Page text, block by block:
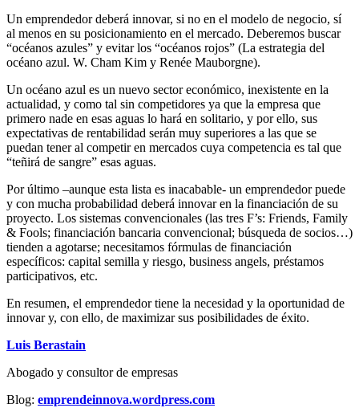
Un emprendedor deberá innovar, si no en el modelo de negocio, sí
al menos en su posicionamiento en el mercado. Deberemos buscar
“océanos azules” y evitar los “océanos rojos” (La estrategia del
océano azul. W. Cham Kim y Renée Mauborgne).
Un océano azul es un nuevo sector económico, inexistente en la
actualidad, y como tal sin competidores ya que la empresa que
primero nade en esas aguas lo hará en solitario, y por ello, sus
expectativas de rentabilidad serán muy superiores a las que se
puedan tener al competir en mercados cuya competencia es tal que
“teñirá de sangre” esas aguas.
Por último –aunque esta lista es inacabable- un emprendedor puede
y con mucha probabilidad deberá innovar en la financiación de su
proyecto. Los sistemas convencionales (las tres F’s: Friends, Family
& Fools; financiación bancaria convencional; búsqueda de socios…)
tienden a agotarse; necesitamos fórmulas de financiación
específicos: capital semilla y riesgo, business angels, préstamos
participativos, etc.
En resumen, el emprendedor tiene la necesidad y la oportunidad de
innovar y, con ello, de maximizar sus posibilidades de éxito.
Luis Berastain
Abogado y consultor de empresas
Blog: emprendeinnova.wordpress.com